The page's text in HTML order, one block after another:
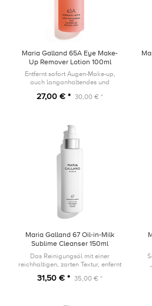
Maria Galland 65A Eye Make-
Up Remover Lotion 100ml
Entfernt sofort Augen-Make-up,
auch langanhaltendes und
27,00 € * 30,00 € *
Maria Galland 67 Oil-in-Milk
Sublime Cleanser 150ml
Das Reinigungsöl mit einer
reichhaltigen, zarten Textur, enfernt
Hinterlässt keinen Fettfilm auf der
31,50 € * 35,00 € *